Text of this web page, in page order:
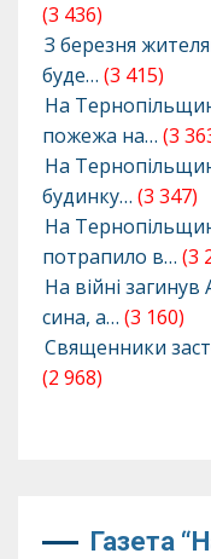
(3 436)
З березня
буде… (3 415)
На
пожежа на… (3
На
будинку… (3 347)
На
потрапило в… (3
На війні
сина, а… (3 160)
Священники
(2 968)
Газета